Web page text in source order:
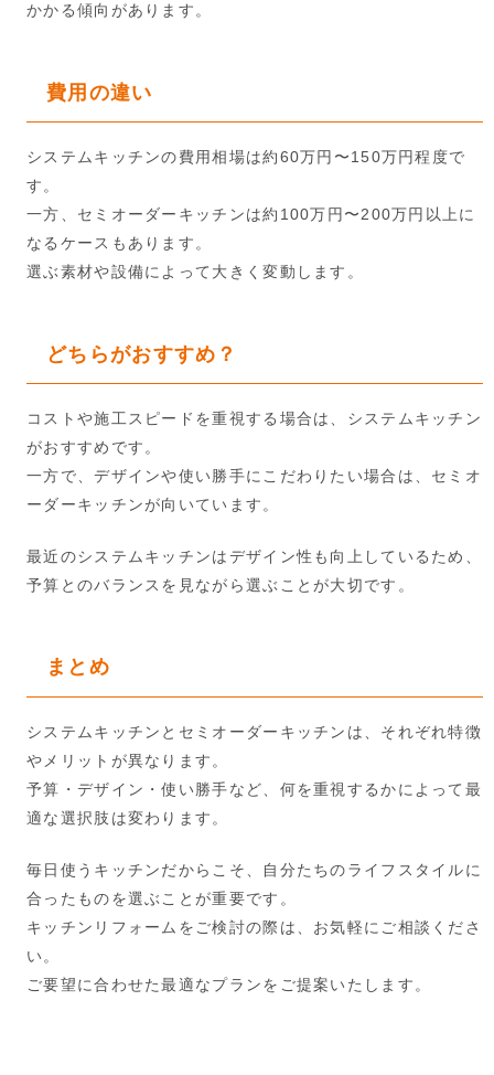
かかる傾向があります。
費用の違い
システムキッチンの費用相場は約60万円〜150万円程度で
す。
一方、セミオーダーキッチンは約100万円〜200万円以上に
なるケースもあります。
選ぶ素材や設備によって大きく変動します。
どちらがおすすめ？
コストや施工スピードを重視する場合は、システムキッチン
がおすすめです。
一方で、デザインや使い勝手にこだわりたい場合は、セミオ
ーダーキッチンが向いています。
最近のシステムキッチンはデザイン性も向上しているため、
予算とのバランスを見ながら選ぶことが大切です。
まとめ
システムキッチンとセミオーダーキッチンは、それぞれ特徴
やメリットが異なります。
予算・デザイン・使い勝手など、何を重視するかによって最
適な選択肢は変わります。
毎日使うキッチンだからこそ、自分たちのライフスタイルに
合ったものを選ぶことが重要です。
キッチンリフォームをご検討の際は、お気軽にご相談くださ
い。
ご要望に合わせた最適なプランをご提案いたします。